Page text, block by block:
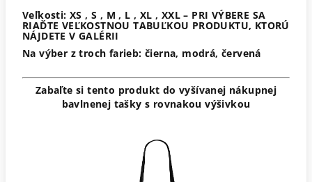
Veľkosti: XS , S , M , L , XL , XXL – PRI VÝBERE SA
RIAĎTE VEĽKOSTNOU TABUĽKOU PRODUKTU, KTORÚ
NÁJDETE V GALÉRII
Na výber z troch farieb: čierna, modrá, červená
Zabaľte si tento produkt do vyšívanej nákupnej
bavlnenej tašky s rovnakou výšivkou